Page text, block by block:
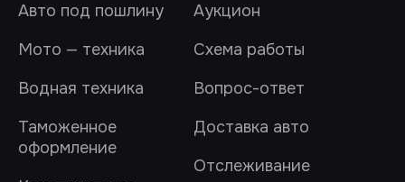
Авто под пошлину
Мото — техника
Водная техника
Таможенное
оформление
Аукцион
Схема работы
Вопрос-ответ
Доставка авто
Отслеживание